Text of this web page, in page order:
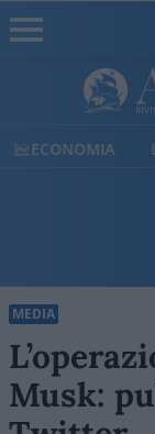
ECONOMIA
MEDIA
Musk: